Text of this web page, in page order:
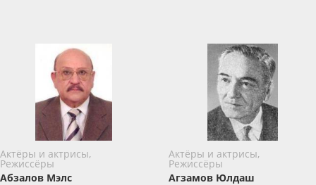
Актёры и актрисы,
Режиссёры
Абзалов Мэлс
Актёры и актрисы,
Режиссёры
Агзамов Юлдаш